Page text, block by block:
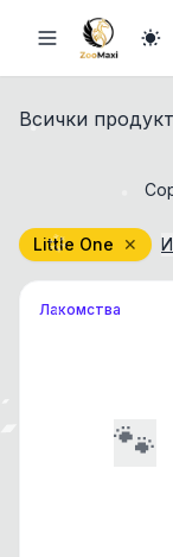
Всички
Little One ✕
Лакомства
🐾